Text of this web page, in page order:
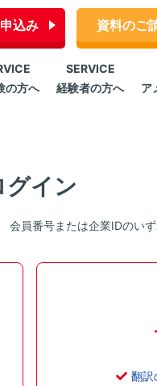
込み 資料のご
の方へ
SERVICE
経験者の方へ
ア
グイン
員番号または企業IDのい
翻訳